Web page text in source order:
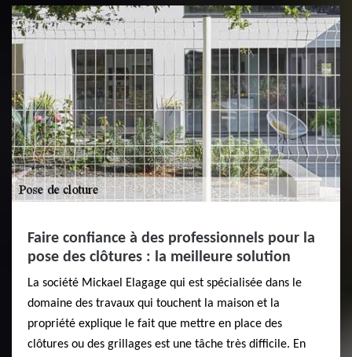
Faire confiance à des professionnels pour la
pose des clôtures : la meilleure solution
La société Mickael Elagage qui est spécialisée dans le
domaine des travaux qui touchent la maison et la
propriété explique le fait que mettre en place des
clôtures ou des grillages est une tâche très difficile. En